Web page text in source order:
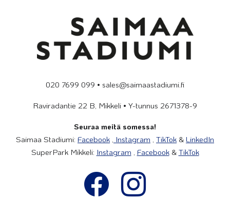
020 7699 099 • sales@saimaastadiumi.fi
Raviradantie 22 B, Mikkeli • Y-tunnus 2671378-9
Seuraa meitä somessa!
Saimaa Stadiumi: Facebook , Instagram , TikTok & LinkedIn
SuperPark Mikkeli: Instagram , Facebook& TikTok